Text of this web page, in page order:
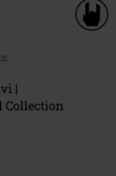
|
Collection